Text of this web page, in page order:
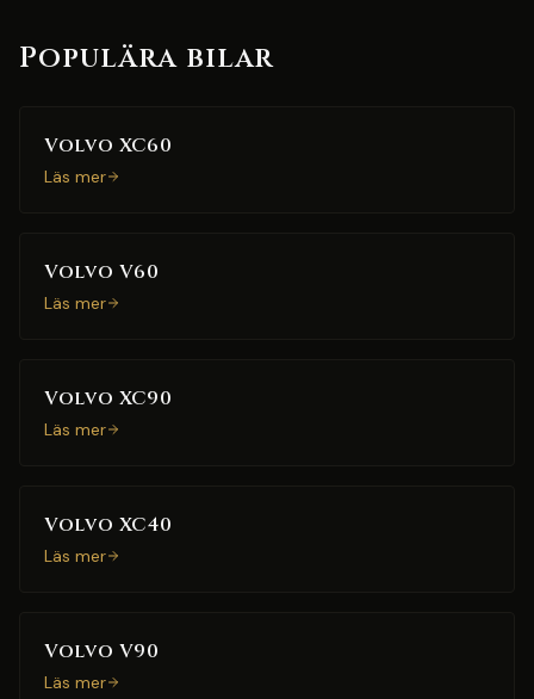
Populära bilar
Volvo XC60
Läs mer
Volvo V60
Läs mer
Volvo XC90
Läs mer
Volvo XC40
Läs mer
Volvo V90
Läs mer